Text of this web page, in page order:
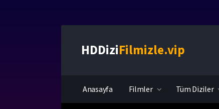
HDDiziFilmizle.vip
Anasayfa Filmler Tüm Diziler